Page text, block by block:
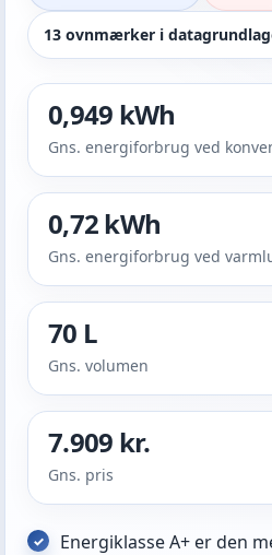
13 ovnmærker i
0,949 kWh
Gns. energiforbrug ved
0,72 kWh
Gns. energiforbrug ved
70 L
Gns. volumen
7.909 kr.
Gns. pris
Energiklasse A+ er den